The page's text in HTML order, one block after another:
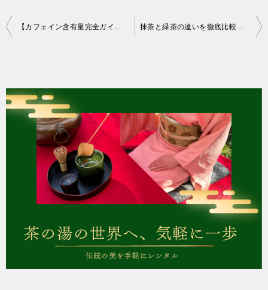
投
ゲ
【カフェイン含有量完全ガイド】抹茶の意外な真実とその効果 抹茶と緑茶の違いを徹底比較！栄養価とカフェイン量の科学的分析